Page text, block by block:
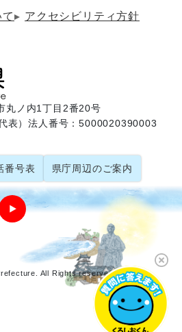
アクセシビリティ方針
丸ノ内1丁目2番20号
表）法人番号：5000020390003
番号表 県庁周辺のご案内
All Rights reserved.